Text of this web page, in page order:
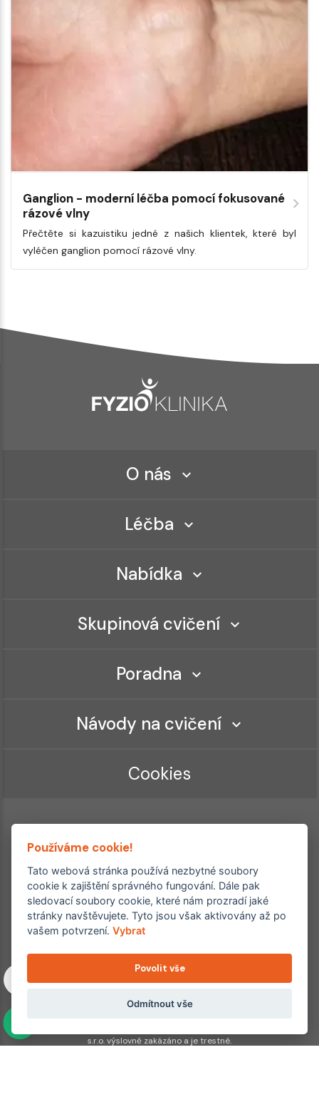
Ganglion - moderní léčba pomocí fokusované
rázové vlny
Přečtěte si kazuistiku jedné z našich klientek, které byl
vyléčen ganglion pomocí rázové vlny.
O nás
Léčba
Nabídka
Skupinová cvičení
Poradna
Návody na cvičení
Cookies
Ordinace roku
Rehabilitační ordinace
2. místo – 2017/2019
Copyright © 2011–2026 FYZIOklinika s.r.o.
Machkova 1642/2, Praha 4, Jižní Město – Chodov
Všechna práva vyhrazena. Jakékoliv užití obsahu či jeho částí
s.r.o. výslovně zakázáno a je trestné.
Používáme cookie!
Tato webová stránka používá nezbytné soubory
cookie k zajištění správného fungování. Dále pak
sledovací soubory cookie, které nám prozradí jaké
stránky navštěvujete. Tyto jsou však aktivovány až po
vašem potvrzení.Vybrat
Povolit vše
Odmítnout vše